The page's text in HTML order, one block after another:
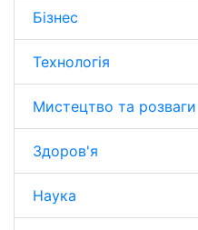
Бізнес
Технологія
Мистецтво та розваги
Здоров'я
Наука